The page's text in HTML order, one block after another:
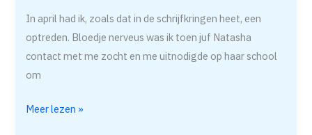
In april had ik, zoals dat in de schrijfkringen heet, een
optreden. Bloedje nerveus was ik toen juf Natasha
contact met me zocht en me uitnodigde op haar school
om
is….
Meer lezen »